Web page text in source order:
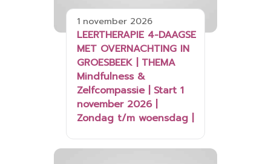
1 november 2026
LEERTHERAPIE 4-DAAGSE
MET OVERNACHTING IN
GROESBEEK | THEMA
Mindfulness &
Zelfcompassie | Start 1
november 2026 |
Zondag t/m woensdag |